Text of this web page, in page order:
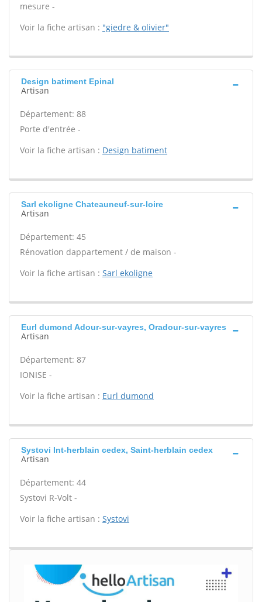
mesure -
Voir la fiche artisan : "giedre & olivier"
Design batiment Epinal
Artisan
Département: 88
Porte d'entrée -
Voir la fiche artisan : Design batiment
Sarl ekoligne Chateauneuf-sur-loire
Artisan
Département: 45
Rénovation dappartement / de maison -
Voir la fiche artisan : Sarl ekoligne
Eurl dumond Adour-sur-vayres, Oradour-sur-vayres
Artisan
Département: 87
IONISE -
Voir la fiche artisan : Eurl dumond
Systovi Int-herblain cedex, Saint-herblain cedex
Artisan
Département: 44
Systovi R-Volt -
Voir la fiche artisan : Systovi